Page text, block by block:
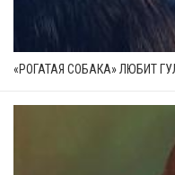
«РОГАТАЯ СОБАКА» ЛЮБИТ